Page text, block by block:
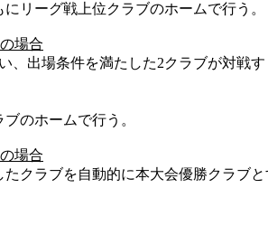
リーグ戦上位クラブのホームで行う。
場合
、出場条件を満たした2クラブが対戦す
のホームで行う。
場合
たクラブを自動的に本大会優勝クラブと